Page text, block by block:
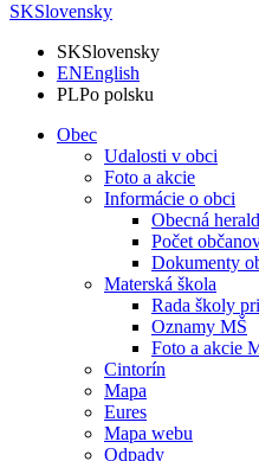
SKSlovensky
SKSlovensky
ENEnglish
PLPo polsku
Obec
Udalosti v obci
Foto a akcie
Informácie o obci
Obecná
Počet
Dokumenty
Materská škola
Rada školy
Oznamy MŠ
Foto a akcie
Cintorín
Mapa
Eures
Mapa webu
Odpady